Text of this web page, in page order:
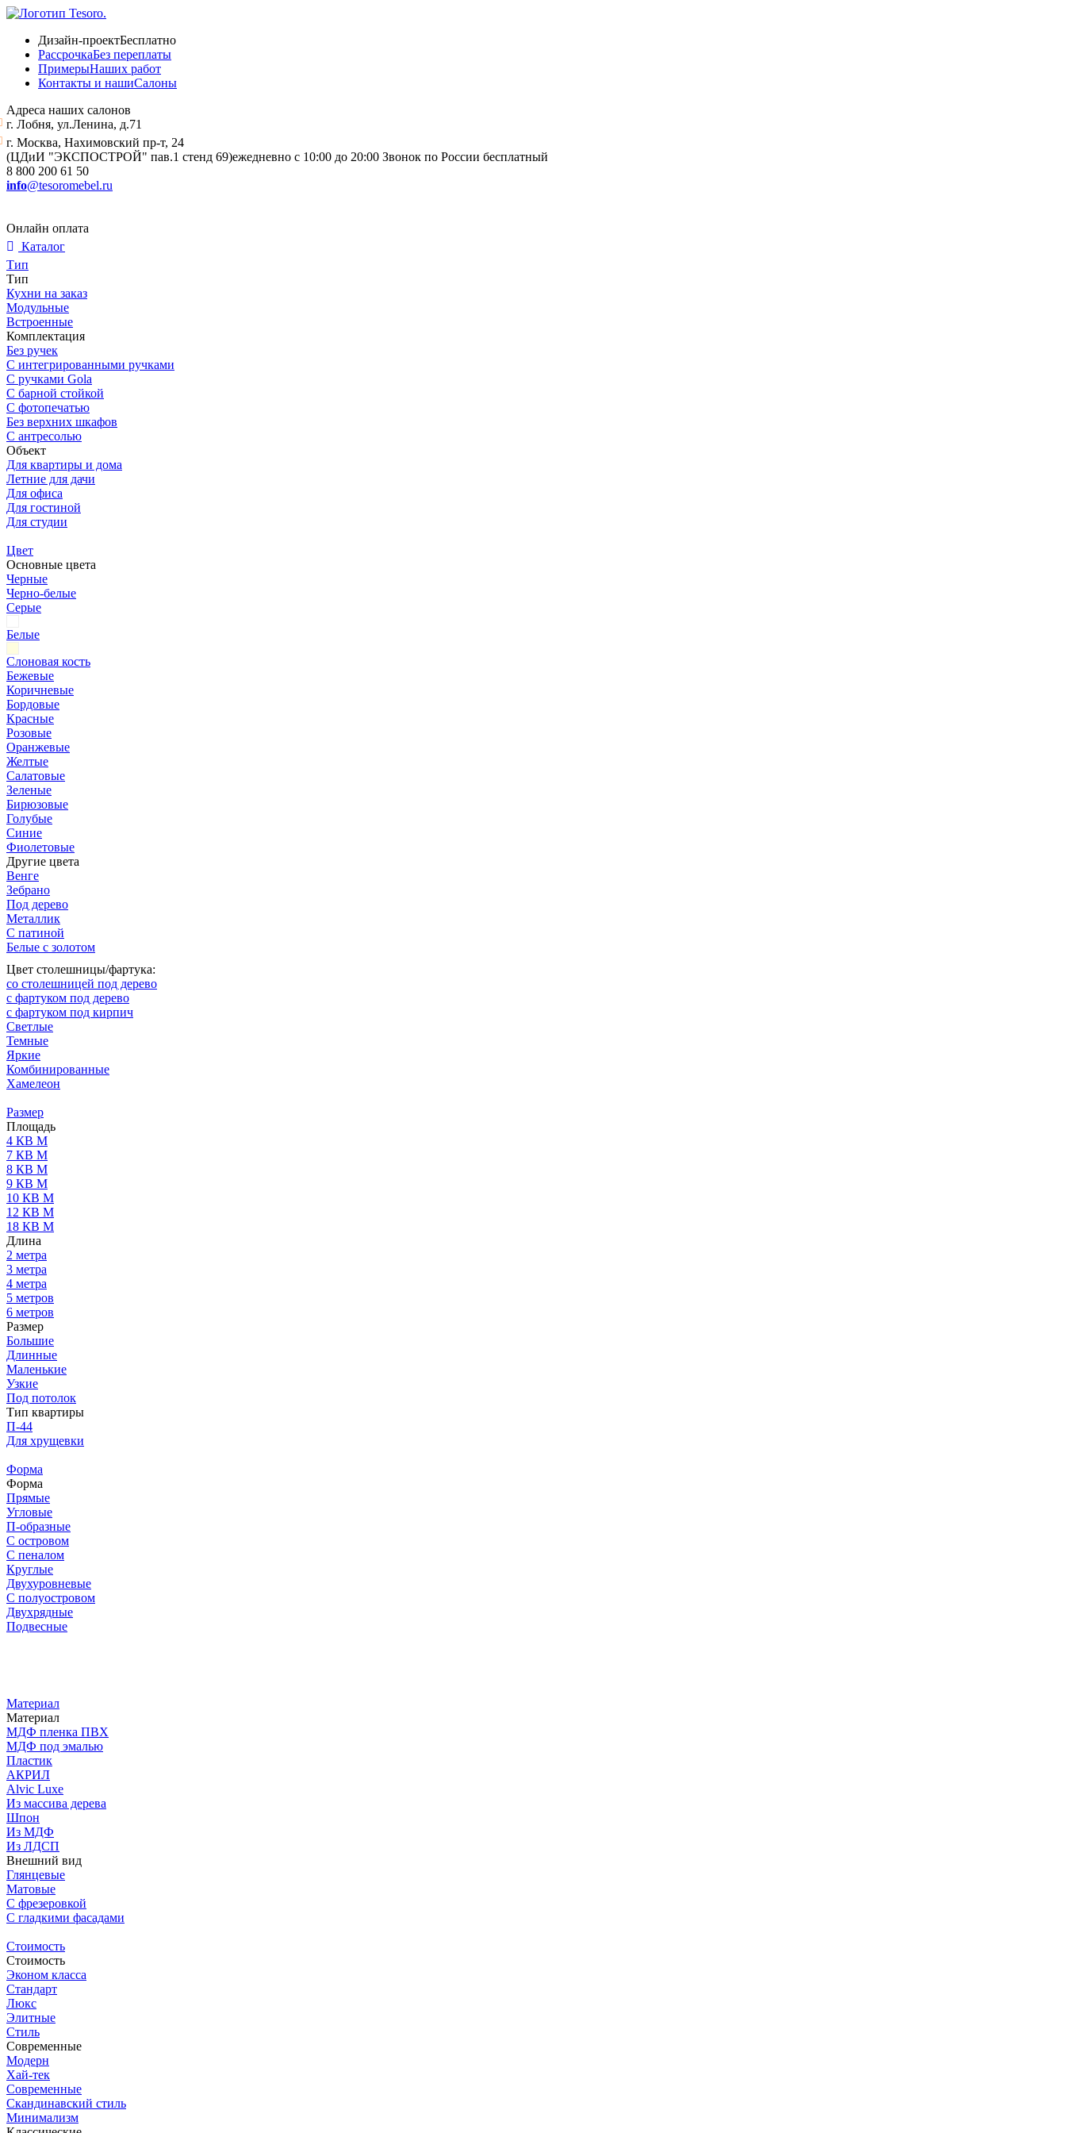
Дизайн-проектБесплатно
РассрочкаБез переплаты
ПримерыНаших работ
Контакты и нашиСалоны
Адреса наших салонов
г. Лобня, ул.Ленина, д.71
г. Москва, Нахимовский пр-т, 24
(ЦДиИ "ЭКСПОСТРОЙ" пав.1 стенд 69)ежедневно с 10:00 до 20:00 Звонок по России бесплатный
8 800 200 61 50
info@tesoromebel.ru
Онлайн оплата
Каталог
Тип
Тип
Кухни на заказ
Модульные
Встроенные
Комплектация
Без ручек
С интегрированными ручками
С ручками Gola
С барной стойкой
С фотопечатью
Без верхних шкафов
С антресолью
Объект
Для квартиры и дома
Летние для дачи
Для офиса
Для гостиной
Для студии
Цвет
Основные цвета
Черные
Черно-белые
Серые
Белые
Слоновая кость
Бежевые
Коричневые
Бордовые
Красные
Розовые
Оранжевые
Желтые
Салатовые
Зеленые
Бирюзовые
Голубые
Синие
Фиолетовые
Другие цвета
Венге
Зебрано
Под дерево
Металлик
С патиной
Белые с золотом
Цвет столешницы/фартука:
со столешницей под дерево
с фартуком под дерево
с фартуком под кирпич
Светлые
Темные
Яркие
Комбинированные
Хамелеон
Размер
Площадь
4 КВ М
7 КВ М
8 КВ М
9 КВ М
10 КВ М
12 КВ М
18 КВ М
Длина
2 метра
3 метра
4 метра
5 метров
6 метров
Размер
Большие
Длинные
Маленькие
Узкие
Под потолок
Тип квартиры
П-44
Для хрущевки
Форма
Форма
Прямые
Угловые
П-образные
С островом
С пеналом
Круглые
Двухуровневые
С полуостровом
Двухрядные
Подвесные
Материал
Материал
МДФ пленка ПВХ
МДФ под эмалью
Пластик
АКРИЛ
Alvic Luxe
Из массива дерева
Шпон
Из МДФ
Из ЛДСП
Внешний вид
Глянцевые
Матовые
С фрезеровкой
C гладкими фасадами
Стоимость
Стоимость
Эконом класса
Стандарт
Люкс
Элитные
Стиль
Современные
Модерн
Хай-тек
Современные
Скандинавский стиль
Минимализм